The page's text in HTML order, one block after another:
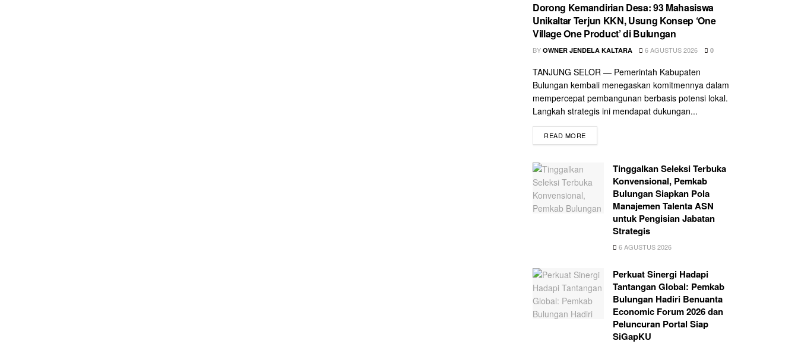
Dorong Kemandirian Desa: 93 Mahasiswa
Unikaltar Terjun KKN, Usung Konsep ‘One
Village One Product’ di Bulungan
BY OWNER JENDELA KALTARA 6 AGUSTUS 2026 0
TANJUNG SELOR — Pemerintah Kabupaten
Bulungan kembali menegaskan komitmennya dalam
mempercepat pembangunan berbasis potensi lokal.
Langkah strategis ini mendapat dukungan...
READ MORE
Tinggalkan Seleksi Terbuka
Konvensional, Pemkab
Bulungan Siapkan Pola
Manajemen Talenta ASN
untuk Pengisian Jabatan
Strategis
6 AGUSTUS 2026
Perkuat Sinergi Hadapi
Tantangan Global: Pemkab
Bulungan Hadiri Benuanta
Economic Forum 2026 dan
Peluncuran Portal Siap
SiGapKU